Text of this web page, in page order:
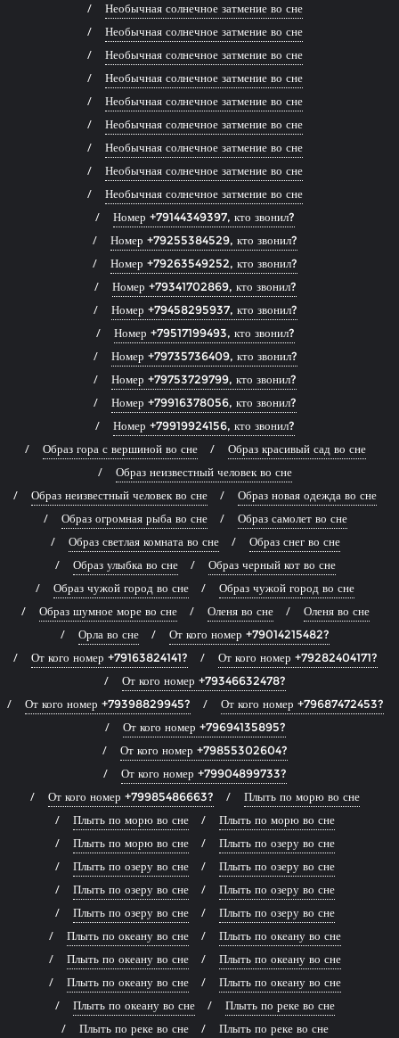
Необычная солнечное затмение во сне
Необычная солнечное затмение во сне
Необычная солнечное затмение во сне
Необычная солнечное затмение во сне
Необычная солнечное затмение во сне
Необычная солнечное затмение во сне
Необычная солнечное затмение во сне
Необычная солнечное затмение во сне
Необычная солнечное затмение во сне
Номер +79144349397, кто звонил?
Номер +79255384529, кто звонил?
Номер +79263549252, кто звонил?
Номер +79341702869, кто звонил?
Номер +79458295937, кто звонил?
Номер +79517199493, кто звонил?
Номер +79735736409, кто звонил?
Номер +79753729799, кто звонил?
Номер +79916378056, кто звонил?
Номер +79919924156, кто звонил?
Образ гора с вершиной во сне
Образ красивый сад во сне
Образ неизвестный человек во сне
Образ неизвестный человек во сне
Образ новая одежда во сне
Образ огромная рыба во сне
Образ самолет во сне
Образ светлая комната во сне
Образ снег во сне
Образ улыбка во сне
Образ черный кот во сне
Образ чужой город во сне
Образ чужой город во сне
Образ шумное море во сне
Оленя во сне
Оленя во сне
Орла во сне
От кого номер +79014215482?
От кого номер +79163824141?
От кого номер +79282404171?
От кого номер +79346632478?
От кого номер +79398829945?
От кого номер +79687472453?
От кого номер +79694135895?
От кого номер +79855302604?
От кого номер +79904899733?
От кого номер +79985486663?
Плыть по морю во сне
Плыть по морю во сне
Плыть по морю во сне
Плыть по морю во сне
Плыть по озеру во сне
Плыть по озеру во сне
Плыть по озеру во сне
Плыть по озеру во сне
Плыть по озеру во сне
Плыть по озеру во сне
Плыть по озеру во сне
Плыть по океану во сне
Плыть по океану во сне
Плыть по океану во сне
Плыть по океану во сне
Плыть по океану во сне
Плыть по океану во сне
Плыть по океану во сне
Плыть по реке во сне
Плыть по реке во сне
Плыть по реке во сне